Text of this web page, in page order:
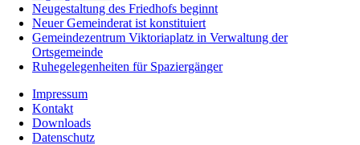
Neugestaltung des Friedhofs beginnt
Neuer Gemeinderat ist konstituiert
Gemeindezentrum Viktoriaplatz in Verwaltung der
Ortsgemeinde
Ruhegelegenheiten für Spaziergänger
Impressum
Kontakt
Downloads
Datenschutz